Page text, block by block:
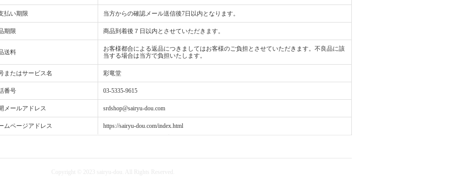
払い期限 当方からの確認メール送信後7日以内となります。
期限 商品到着後７日以内とさせていただきます。
送料
お客様都合による返品につきましてはお客様のご負担とさせていただきます。不良品に該
当する場合は当方で負担いたします。
またはサービス名 彩竜堂
番号 03-5335-9615
メールアドレス srdshop@sairyu-dou.com
ムページアドレス https://sairyu-dou.com/index.html
Copyright © 2023 sairyu-dou. All Rights Reserved.